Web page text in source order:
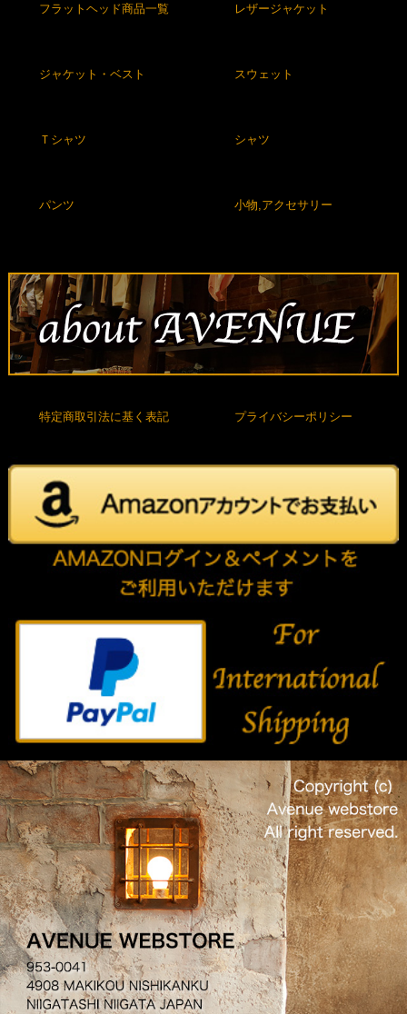
フラットヘッド商品一覧 レザージャケット
ジャケット・ベスト スウェット
Ｔシャツ シャツ
パンツ 小物,アクセサリー
特定商取引法に基く表記 プライバシーポリシー